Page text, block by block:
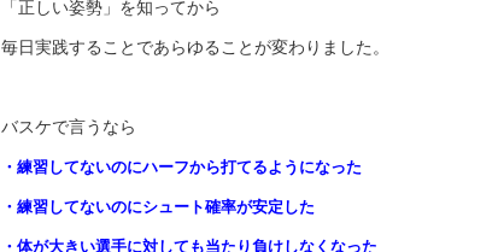
「正しい姿勢」を知ってから
毎日実践することであらゆることが変わりました。
バスケで言うなら
・練習してないのにハーフから打てるようになった
・練習してないのにシュート確率が安定した
・体が大きい選手に対しても当たり負けしなくなった